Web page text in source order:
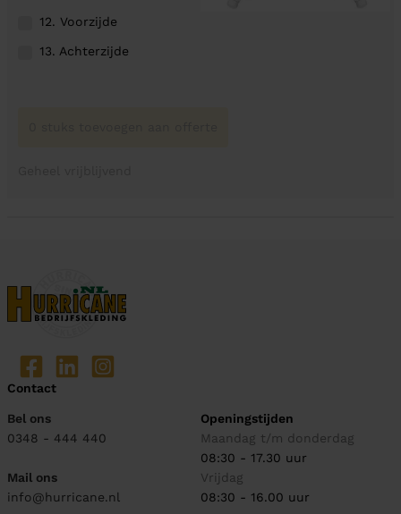
12. Voorzijde
13. Achterzijde
Contact
Bel ons
0348 - 444 440
Mail ons
info@hurricane.nl
Openingstijden
Maandag t/m donderdag
08:30 - 17.30 uur
Vrijdag
08:30 - 16.00 uur